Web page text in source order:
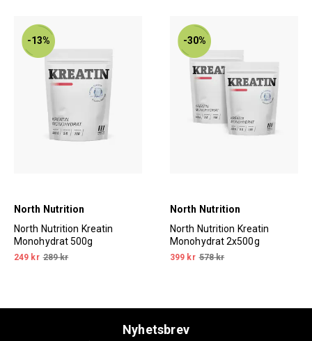
-13%
North Nutrition
North Nutrition Kreatin
Monohydrat 500g
249 kr 289 kr
-30%
North Nutrition
North Nutrition Kreatin
Monohydrat 2x500g
399 kr 578 kr
Nyhetsbrev